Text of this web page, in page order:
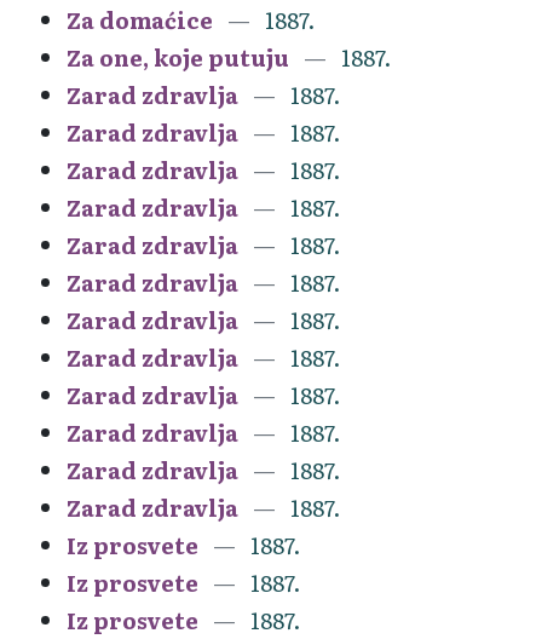
Za domaćice
1887.
Za one, koje putuju
1887.
Zarad zdravlja
1887.
Zarad zdravlja
1887.
Zarad zdravlja
1887.
Zarad zdravlja
1887.
Zarad zdravlja
1887.
Zarad zdravlja
1887.
Zarad zdravlja
1887.
Zarad zdravlja
1887.
Zarad zdravlja
1887.
Zarad zdravlja
1887.
Zarad zdravlja
1887.
Zarad zdravlja
1887.
Iz prosvete
1887.
Iz prosvete
1887.
Iz prosvete
1887.